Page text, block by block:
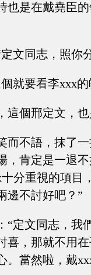
也是在戴堯臣
文同志，照你
就要看李xxx
這個邢定文，
而不語，抹了
，肯定是一退
分重視的項
邊不討好吧？”
“定文同志，我
喜，那就不用
。當然啦，戴